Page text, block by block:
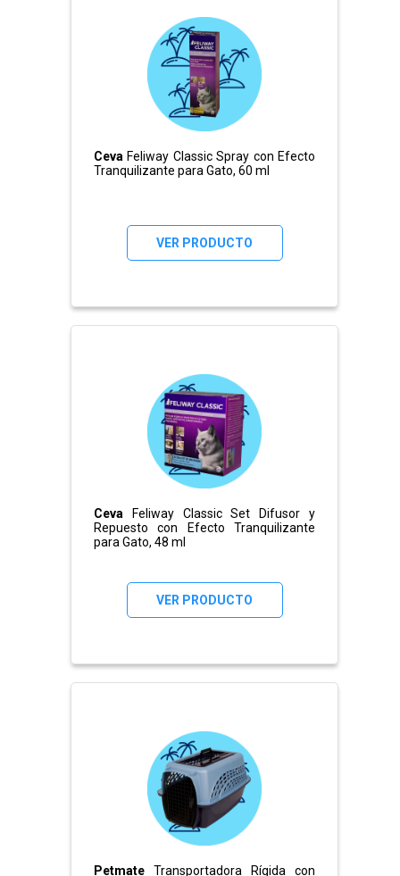
Ceva Feliway Classic Spray con Efecto
Tranquilizante para Gato, 60 ml
VER PRODUCTO
Ceva Feliway Classic Set Difusor y
Repuesto con Efecto Tranquilizante
para Gato, 48 ml
VER PRODUCTO
Petmate Transportadora Rígida con